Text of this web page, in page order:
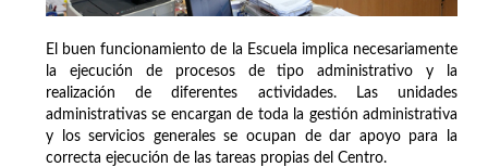
El buen funcionamiento de la Escuela implica necesariamente
la ejecución de procesos de tipo administrativo y la
realización de diferentes actividades. Las unidades
administrativas se encargan de toda la gestión administrativa
y los servicios generales se ocupan de dar apoyo para la
correcta ejecución de las tareas propias del Centro.